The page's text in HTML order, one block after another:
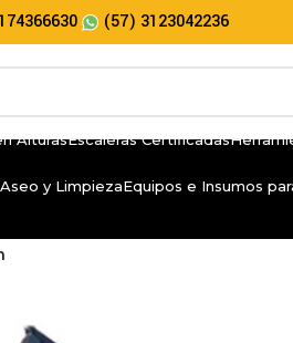
(57) 3123042236
AlturasEscaleras Certificadas
Aseo y LimpiezaEquipos e Insumos